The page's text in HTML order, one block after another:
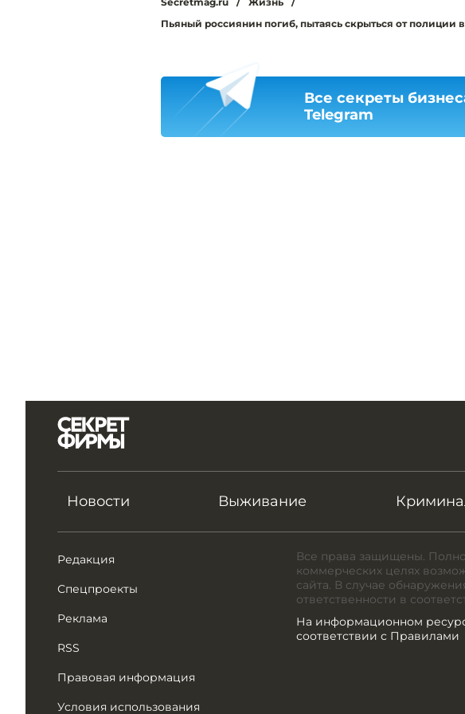
Пьяный россиянин погиб, пытаясь скрыться от полиции
Все секреты
Telegram
Новости Выживание
Редакция
Спецпроекты
Реклама
RSS
Правовая информация
Условия использования
Все права защищены.
коммерческих целях
сайта. В случае
ответственности в
На информационном
соответствии с Правилами